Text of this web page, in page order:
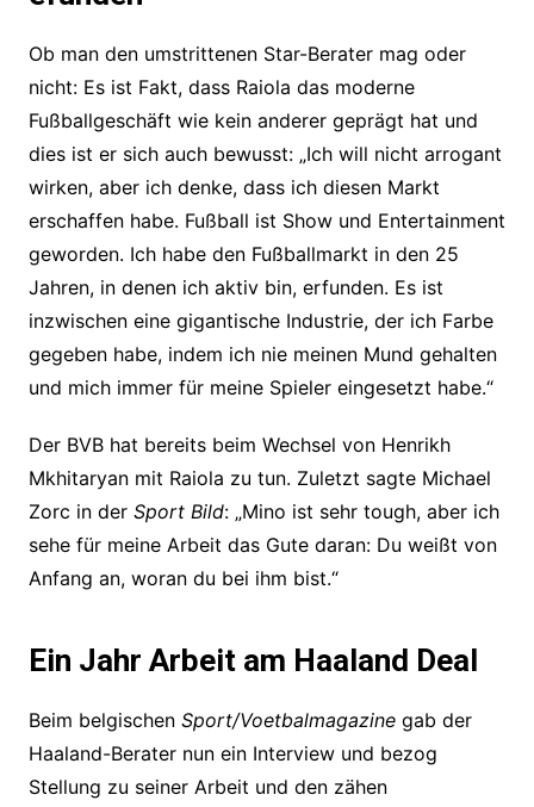
Ob man den umstrittenen Star-Berater mag oder
nicht: Es ist Fakt, dass Raiola das moderne
Fußballgeschäft wie kein anderer geprägt hat und
dies ist er sich auch bewusst: „Ich will nicht arrogant
wirken, aber ich denke, dass ich diesen Markt
erschaffen habe. Fußball ist Show und Entertainment
geworden. Ich habe den Fußballmarkt in den 25
Jahren, in denen ich aktiv bin, erfunden. Es ist
inzwischen eine gigantische Industrie, der ich Farbe
gegeben habe, indem ich nie meinen Mund gehalten
und mich immer für meine Spieler eingesetzt habe.“
Der BVB hat bereits beim Wechsel von Henrikh
Mkhitaryan mit Raiola zu tun. Zuletzt sagte Michael
Zorc in derSport Bild: „Mino ist sehr tough, aber ich
sehe für meine Arbeit das Gute daran: Du weißt von
Anfang an, woran du bei ihm bist.“
Ein Jahr Arbeit am Haaland Deal
Beim belgischen Sport/Voetbalmagazinegab der
Haaland-Berater nun ein Interview und bezog
Stellung zu seiner Arbeit und den zähen